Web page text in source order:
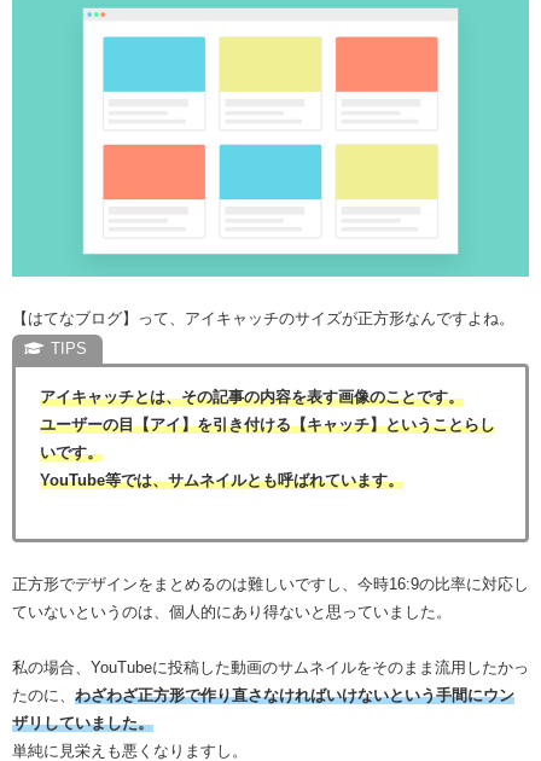
【はてなブログ】って、アイキャッチのサイズが正方形なんですよね。
アイキャッチとは、その記事の内容を表す画像のことです。
ユーザーの目【アイ】を引き付ける【キャッチ】ということらし
いです。
YouTube等では、サムネイルとも呼ばれています。
正方形でデザインをまとめるのは難しいですし、今時16:9の比率に対応し
ていないというのは、個人的にあり得ないと思っていました。
私の場合、YouTubeに投稿した動画のサムネイルをそのまま流用したかっ
たのに、 わざわざ正方形で作り直さなければいけないという手間にウン
ザリしていました。
単純に見栄えも悪くなりますし。